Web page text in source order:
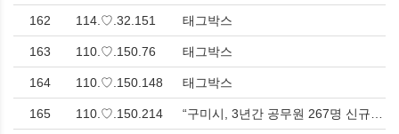
162 114.♡.32.151 태그박스
163 110.♡.150.76 태그박스
164 110.♡.150.148 태그박스
165 110.♡.150.214